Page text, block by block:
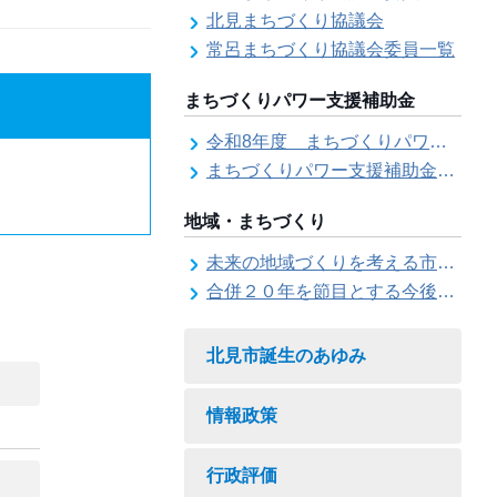
北見まちづくり協議会
常呂まちづくり協議会委員一覧
まちづくりパワー支援補助金
令和8年度 まちづくりパワー支援補助金の募集【受付は終了しました。】
まちづくりパワー支援補助金の交付結果
地域・まちづくり
未来の地域づくりを考える市民会議
合併２０年を節目とする今後の地域づくりに関する市長懇話会
北見市誕生のあゆみ
情報政策
行政評価